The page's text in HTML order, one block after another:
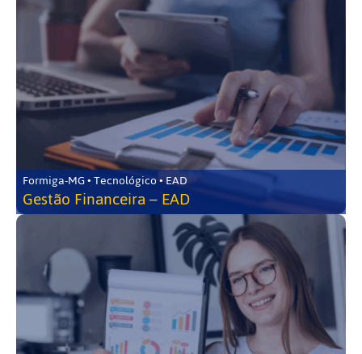
Formiga-MG • Tecnológico • EAD
Gestão Financeira – EAD